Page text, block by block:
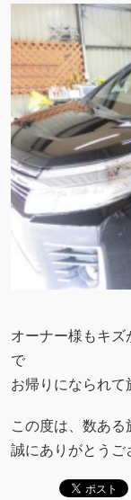
オーナー様もキ
で
お帰りになられて
この度は、数ある
誠にありがとうご